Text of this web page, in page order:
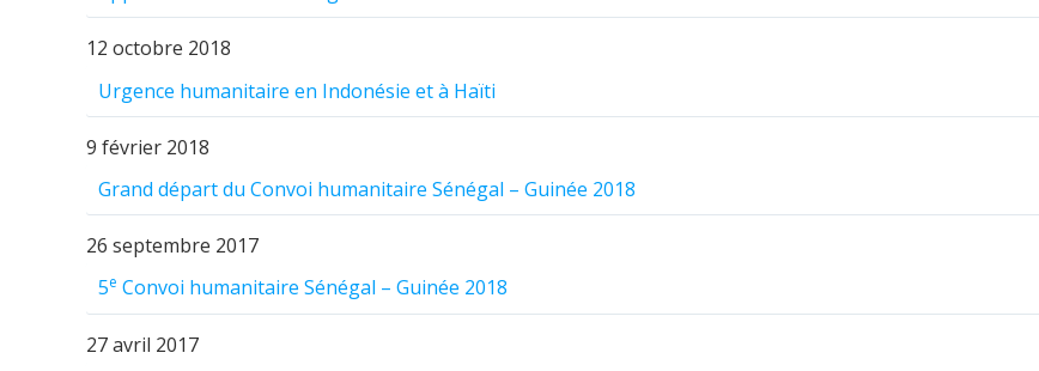
12 octobre 2018
Urgence humanitaire en Indonésie et à Haïti
9 février 2018
Grand départ du Convoi humanitaire Sénégal – Guinée 2018
26 septembre 2017
5e Convoi humanitaire Sénégal – Guinée 2018
27 avril 2017